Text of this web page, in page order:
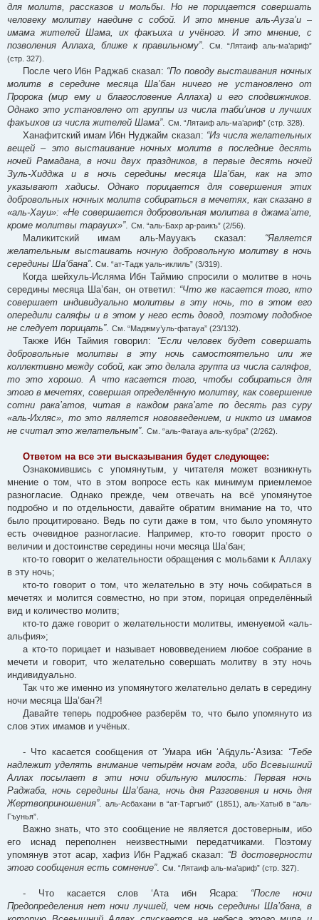
для молитв, рассказов и мольбы. Но не порицается совершать
человеку молитву наедине с собой. И это мнение аль-Ауза’и –
имама жителей Шама, их факъиха и учёного. И это мнение, с
позволения Аллаха, ближе к правильному”.
См. “Лятаиф аль-ма’ариф”
(стр. 327).
После чего Ибн Раджаб сказал: “По поводу выстаивания ночных
молитв в середине месяца Ша’бан ничего не установлено от
Пророка (мир ему и благословение Аллаха) и его сподвижников.
Однако это установлено от группы из числа таби’инов и лучших
факъихов из числа жителей Шама”. См. “Лятаиф аль-ма’ариф” (стр. 328).
Ханафитский имам Ибн Нуджайм сказал: “Из числа желательных
вещей – это выстаивание ночных молитв в последние десять
ночей Рамадана, в ночи двух праздников, в первые десять ночей
Зуль-Хидджа и в ночь середины месяца Ша’бан, как на это
указывают хадисы. Однако порицается для совершения этих
добровольных ночных молитв собираться в мечетях, как сказано в
«аль-Хауи»: «Не совершается добровольная молитва в джама’ате,
кроме молитвы тарауих»”. См. “аль-Бахр ар-раикъ” (2/56).
Маликитский имам аль-Маууакъ сказал: “Является
желательным выстаивать ночную добровольную молитву в ночь
середины Ша’бана”. См. “ат-Тадж уаль-иклиль” (3/319).
Когда шейхуль-Исляма Ибн Таймию спросили о молитве в ночь
середины месяца Ша’бан, он ответил: “Что же касается того, кто
совершает индивидуально молитвы в эту ночь, то в этом его
опередили саляфы и в этом у него есть довод, поэтому подобное
не следует порицать”. См. “Маджму’уль-фатауа” (23/132).
Также Ибн Таймия говорил: “Если человек будет совершать
добровольные молитвы в эту ночь самостоятельно или же
коллективно между собой, как это делала группа из числа саляфов,
то это хорошо. А что касается того, чтобы собираться для
этого в мечетях, совершая определённую молитву, как совершение
сотни рака’атов, читая в каждом рака’ате по десять раз суру
«аль-Ихляс», то это является нововведением, и никто из имамов
не считал это желательным”. См. “аль-Фатауа аль-кубра” (2/262).
Ответом на все эти высказывания будет следующее:
Ознакомившись с упомянутым, у читателя может возникнуть
мнение о том, что в этом вопросе есть как минимум приемлемое
разногласие. Однако прежде, чем отвечать на всё упомянутое
подробно и по отдельности, давайте обратим внимание на то, что
было процитировано. Ведь по сути даже в том, что было упомянуто
есть очевидное разногласие. Например, кто-то говорит просто о
величии и достоинстве середины ночи месяца Ша’бан;
кто-то говорит о желательности обращения с мольбами к Аллаху
в эту ночь;
кто-то говорит о том, что желательно в эту ночь собираться в
мечетях и молится совместно, но при этом, порицая определённый
вид и количество молитв;
кто-то даже говорит о желательности молитвы, именуемой «аль-
альфия»;
а кто-то порицает и называет нововведением любое собрание в
мечети и говорит, что желательно совершать молитву в эту ночь
индивидуально.
Так что же именно из упомянутого желательно делать в середину
ночи месяца Ша’бан?!
Давайте теперь подробнее разберём то, что было упомянуто из
слов этих имамов и учёных.
- Что касается сообщения от ‘Умара ибн ‘Абдуль-‘Азиза: “Тебе
надлежит уделять внимание четырём ночам года, ибо Всевышний
Аллах посылает в эти ночи обильную милость: Первая ночь
Раджаба, ночь середины Ша’бана, ночь дня Разговения и ночь дня
Жертвоприношения”.аль-Асбахани в “ат-Таргъиб” (1851), аль-Хатыб в “аль-
Гъунья”.
Важно знать, что это сообщение не является достоверным, ибо
его иснад переполнен неизвестными передатчиками. Поэтому
упомянув этот асар, хафиз Ибн Раджаб сказал: “В достоверности
этого сообщения есть сомнение”. См. “Лятаиф аль-ма’ариф” (стр. 327).
- Что касается слов ‘Ата ибн Ясара: “После ночи
Предопределения нет ночи лучшей, чем ночь середины Ша’бана, в